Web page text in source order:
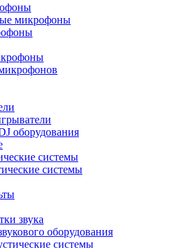
микрофоны
оборудования
системы
системы
звука
оборудования
системы